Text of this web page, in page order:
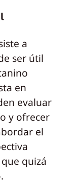
a
ser útil
en
evaluar
y ofrecer
el
quizá